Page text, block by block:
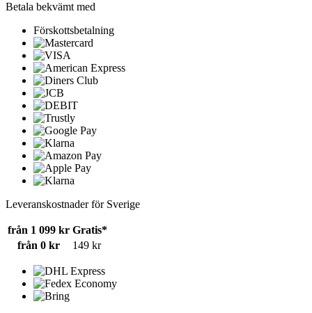
Betala bekvämt med
Förskottsbetalning
Leveranskostnader för Sverige
från 1 099 kr Gratis*
från 0 kr
149 kr